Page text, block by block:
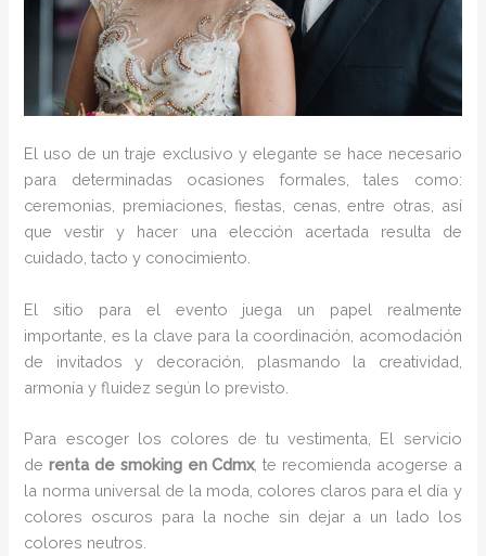
El uso de un traje exclusivo y elegante se hace necesario
para determinadas ocasiones formales, tales como:
ceremonias, premiaciones, fiestas, cenas, entre otras, así
que vestir y hacer una elección acertada resulta de
cuidado, tacto y conocimiento.
El sitio para el evento juega un papel realmente
importante, es la clave para la coordinación, acomodación
de invitados y decoración, plasmando la creatividad,
armonía y fluidez según lo previsto.
Para escoger los colores de tu vestimenta, El servicio
derenta de smoking en Cdmx, te recomienda acogerse a
la norma universal de la moda, colores claros para el día y
colores oscuros para la noche sin dejar a un lado los
colores neutros.